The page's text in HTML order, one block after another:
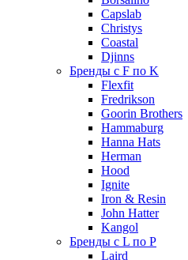
Capslab
Christys
Coastal
Djinns
Бренды с F по K
Flexfit
Fredrikson
Goorin Brothers
Hammaburg
Hanna Hats
Herman
Hood
Ignite
Iron & Resin
John Hatter
Kangol
Бренды с L по P
Laird